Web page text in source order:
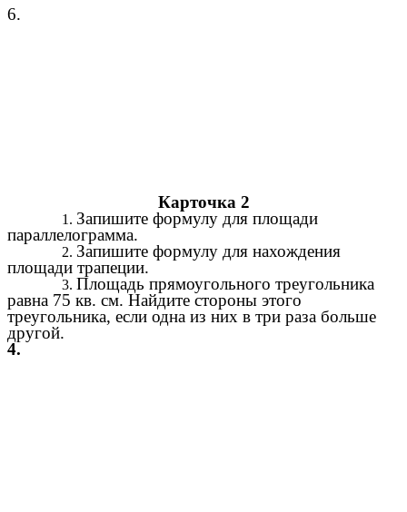
6.
Карточка 2
Запишите формулу для площади
параллелограмма.
Запишите формулу для нахождения
площади трапеции.
Площадь прямоугольного треугольника
равна 75 кв. см. Найдите стороны этого
треугольника, если одна из них в три раза больше
другой.
4.